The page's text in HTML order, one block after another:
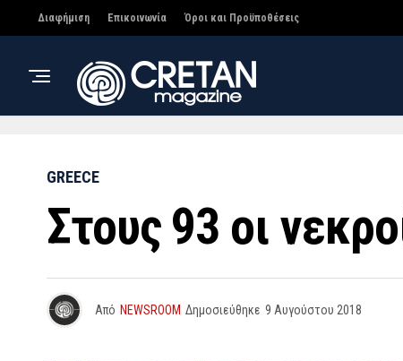
Διαφήμιση Επικοινωνία Όροι και Προϋποθέσεις
GREECE
Στους 93 οι
Από NEWSROOM Δημοσιεύθηκε 9 Αυγούστου 2018